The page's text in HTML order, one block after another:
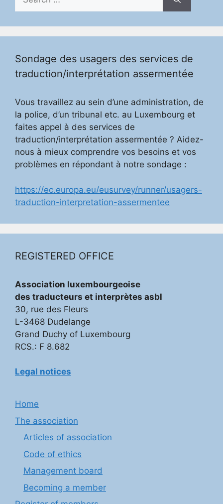
for:
Sondage des usagers des services de
traduction/interprétation assermentée
Vous travaillez au sein d’une administration, de
la police, d’un tribunal etc. au Luxembourg et
faites appel à des services de
traduction/interprétation assermentée ? Aidez-
nous à mieux comprendre vos besoins et vos
problèmes en répondant à notre sondage :
https://ec.europa.eu/eusurvey/runner/usagers-
traduction-interpretation-assermentee
REGISTERED OFFICE
Association luxembourgeoise
des traducteurs et interprètes asbl
30, rue des Fleurs
L-3468 Dudelange
Grand Duchy of Luxembourg
RCS.: F 8.682
Legal notices
Home
The association
Articles of association
Code of ethics
Management board
Becoming a member